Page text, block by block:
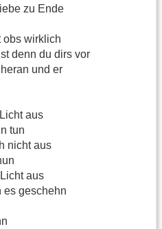
zu Ende
obs wirklich
denn du dirs vor
und er
aus
tun
nicht aus
aus
es geschehn